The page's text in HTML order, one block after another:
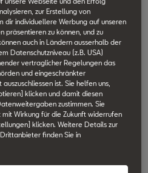
zur Erstellung von
dir individuellere Werbung auf unseren
präsentieren zu können, und zu
auch in Ländern ausserhalb der
Datenschutzniveau (z.B. USA)
vertraglicher Regelungen das
und eingeschränkter
ist. Sie helfen uns,
klicken und damit diesen
zustimmen. Sie
Wirkung für die Zukunft widerrufen
klicken. Weitere Details zur
finden Sie in